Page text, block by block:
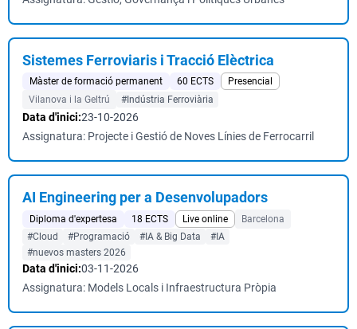
Sistemes Ferroviaris i Tracció Elèctrica
Màster de formació permanent 60 ECTS
Presencial
Vilanova i la Geltrú
#Indústria Ferroviària
Data d'inici:23-10-2026
Assignatura: Projecte i Gestió de Noves Línies de Ferrocarril
AI Engineering per a Desenvolupadors
Diploma d'expertesa 18 ECTS Live online
Barcelona
#Cloud
#Programació #IA & Big Data
#IA
#nuevos masters 2026
Data d'inici:03-11-2026
Assignatura: Models Locals i Infraestructura Pròpia